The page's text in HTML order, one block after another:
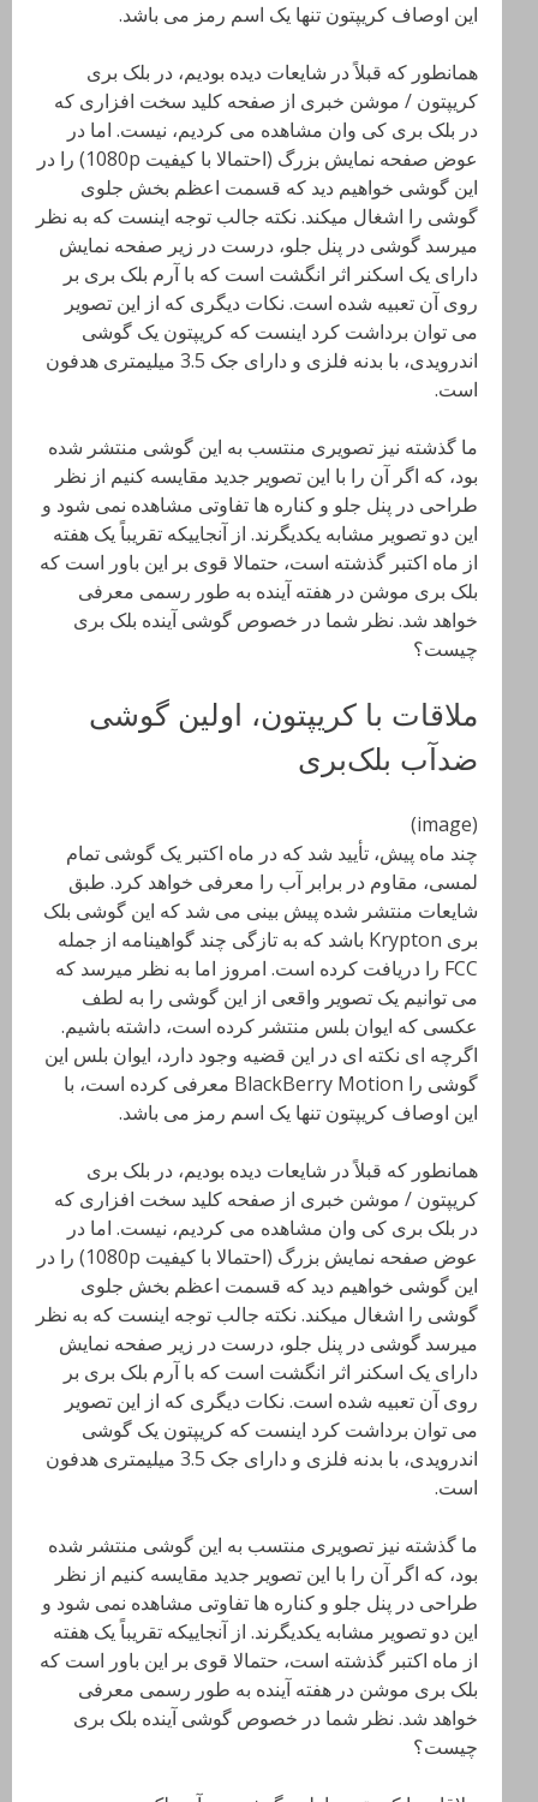
این اوصاف کریپتون تنها یک اسم رمز می باشد.
همانطور که قبلاً در شایعات دیده بودیم، در بلک بری
کریپتون / موشن خبری از صفحه کلید سخت افزاری که
در بلک بری کی وان مشاهده می کردیم، نیست. اما در
عوض صفحه نمایش بزرگ (احتمالا با کیفیت 1080p) را در
این گوشی خواهیم دید که قسمت اعظم بخش جلوی
گوشی را اشغال میکند. نکته جالب توجه اینست که به نظر
میرسد گوشی در پنل جلو، درست در زیر صفحه نمایش
دارای یک اسکنر اثر انگشت است که با آرم بلک بری بر
روی آن تعبیه شده است. نکات دیگری که از این تصویر
می توان برداشت کرد اینست که کریپتون یک گوشی
اندرویدی، با بدنه فلزی و دارای جک 3.5 میلیمتری هدفون
است.
ما گذشته نیز تصویری منتسب به این گوشی منتشر شده
بود، که اگر آن را با این تصویر جدید مقایسه کنیم از نظر
طراحی در پنل جلو و کناره ها تفاوتی مشاهده نمی شود و
این دو تصویر مشابه یکدیگرند. از آنجاییکه تقریباً یک هفته
از ماه اکتبر گذشته است، حتمالا قوی بر این باور است که
بلک بری موشن در هفته آینده به طور رسمی معرفی
خواهد شد. نظر شما در خصوص گوشی آینده بلک بری
چیست؟
ملاقات با کریپتون، اولین گوشی
ضدآب بلک‌بری
(image)
چند ماه پیش، تأیید شد که در ماه اکتبر یک گوشی تمام
لمسی، مقاوم در برابر آب را معرفی خواهد کرد. طبق
شایعات منتشر شده پیش بینی می شد که این گوشی بلک
بری Krypton باشد که به تازگی چند گواهینامه از جمله
FCC را دریافت کرده است. امروز اما به نظر میرسد که
می توانیم یک تصویر واقعی از این گوشی را به لطف
عکسی که ایوان بلس منتشر کرده است، داشته باشیم.
اگرچه ای نکته ای در این قضیه وجود دارد، ایوان بلس این
گوشی را BlackBerry Motion معرفی کرده است، با
این اوصاف کریپتون تنها یک اسم رمز می باشد.
همانطور که قبلاً در شایعات دیده بودیم، در بلک بری
کریپتون / موشن خبری از صفحه کلید سخت افزاری که
در بلک بری کی وان مشاهده می کردیم، نیست. اما در
عوض صفحه نمایش بزرگ (احتمالا با کیفیت 1080p) را در
این گوشی خواهیم دید که قسمت اعظم بخش جلوی
گوشی را اشغال میکند. نکته جالب توجه اینست که به نظر
میرسد گوشی در پنل جلو، درست در زیر صفحه نمایش
دارای یک اسکنر اثر انگشت است که با آرم بلک بری بر
روی آن تعبیه شده است. نکات دیگری که از این تصویر
می توان برداشت کرد اینست که کریپتون یک گوشی
اندرویدی، با بدنه فلزی و دارای جک 3.5 میلیمتری هدفون
است.
ما گذشته نیز تصویری منتسب به این گوشی منتشر شده
بود، که اگر آن را با این تصویر جدید مقایسه کنیم از نظر
طراحی در پنل جلو و کناره ها تفاوتی مشاهده نمی شود و
این دو تصویر مشابه یکدیگرند. از آنجاییکه تقریباً یک هفته
از ماه اکتبر گذشته است، حتمالا قوی بر این باور است که
بلک بری موشن در هفته آینده به طور رسمی معرفی
خواهد شد. نظر شما در خصوص گوشی آینده بلک بری
چیست؟